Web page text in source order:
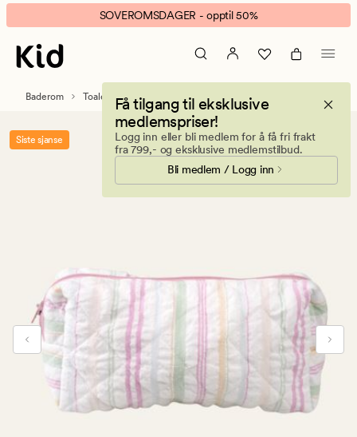
Candy
liten
toalettmappe
multi
banner.
Klikk
ESCAPE
pause.
SOVEROMSDAGER - opptil 50%
Få tilgang til eksklusive
medlemspriser!
Logg inn eller bli medlem for å få fri frakt
fra 799,- og eksklusive medlemstilbud.
Bli medlem / Logg inn
Baderom Toalettmapper
Siste sjanse